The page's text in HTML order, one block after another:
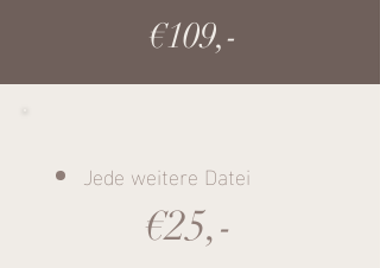
€109,-
Jede weitere Datei
€25,-